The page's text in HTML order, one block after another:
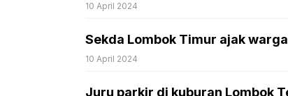
10 April 2024
Sekda Lombok Timur ajak
10 April 2024
Juru parkir di kuburan Lombok